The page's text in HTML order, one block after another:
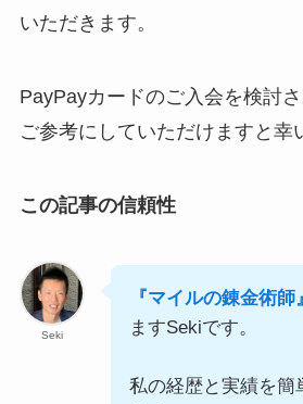
いただきます。
PayPayカードのご入会を検討さ
ご参考にしていただけますと幸
この記事の信頼性
Seki
『マイルの錬金術師』
ますSekiです。
私の経歴と実績を簡